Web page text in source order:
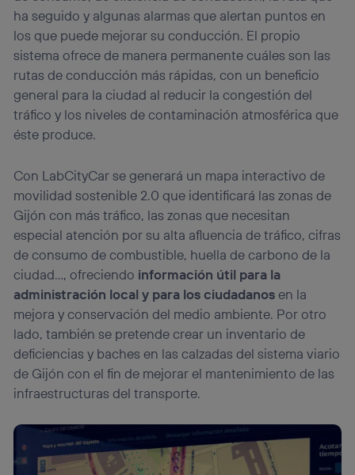
ha seguido y algunas alarmas que alertan puntos en
los que puede mejorar su conducción. El propio
sistema ofrece de manera permanente cuáles son las
rutas de conducción más rápidas, con un beneficio
general para la ciudad al reducir la congestión del
tráfico y los niveles de contaminación atmosférica que
éste produce.
Con LabCityCar se generará un mapa interactivo de
movilidad sostenible 2.0 que identificará las zonas de
Gijón con más tráfico, las zonas que necesitan
especial atención por su alta afluencia de tráfico, cifras
de consumo de combustible, huella de carbono de la
ciudad…, ofreciendo información útil para la
administración local y para los ciudadanosen la
mejora y conservación del medio ambiente. Por otro
lado, también se pretende crear un inventario de
deficiencias y baches en las calzadas del sistema viario
de Gijón con el fin de mejorar el mantenimiento de las
infraestructuras del transporte.